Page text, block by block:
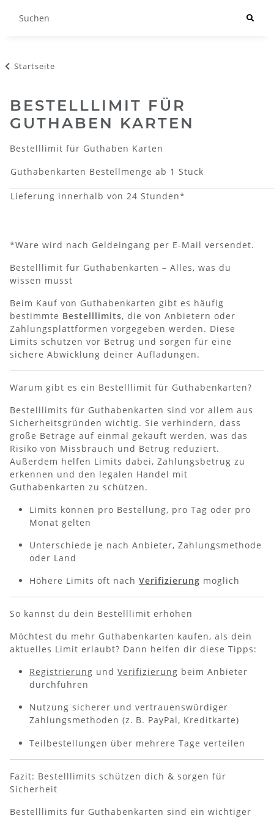
Startseite
BESTELLLIMIT FÜR
GUTHABEN KARTEN
Bestelllimit für Guthaben Karten
Guthabenkarten Bestellmenge ab 1 Stück
Lieferung innerhalb von 24 Stunden*
*Ware wird nach Geldeingang per E-Mail versendet.
Bestelllimit für Guthabenkarten – Alles, was du
wissen musst
Beim Kauf von Guthabenkarten gibt es häufig
bestimmte Bestelllimits, die von Anbietern oder
Zahlungsplattformen vorgegeben werden. Diese
Limits schützen vor Betrug und sorgen für eine
sichere Abwicklung deiner Aufladungen.
Warum gibt es ein Bestelllimit für Guthabenkarten?
Bestelllimits für Guthabenkarten sind vor allem aus
Sicherheitsgründen wichtig. Sie verhindern, dass
große Beträge auf einmal gekauft werden, was das
Risiko von Missbrauch und Betrug reduziert.
Außerdem helfen Limits dabei, Zahlungsbetrug zu
erkennen und den legalen Handel mit
Guthabenkarten zu schützen.
Limits können pro Bestellung, pro Tag oder pro
Monat gelten
Unterschiede je nach Anbieter, Zahlungsmethode
oder Land
Höhere Limits oft nach Verifizierung möglich
So kannst du dein Bestelllimit erhöhen
Möchtest du mehr Guthabenkarten kaufen, als dein
aktuelles Limit erlaubt? Dann helfen dir diese Tipps:
Registrierung und Verifizierung beim Anbieter
durchführen
Nutzung sicherer und vertrauenswürdiger
Zahlungsmethoden (z. B. PayPal, Kreditkarte)
Teilbestellungen über mehrere Tage verteilen
Fazit: Bestelllimits schützen dich & sorgen für
Sicherheit
Bestelllimits für Guthabenkarten sind ein wichtiger